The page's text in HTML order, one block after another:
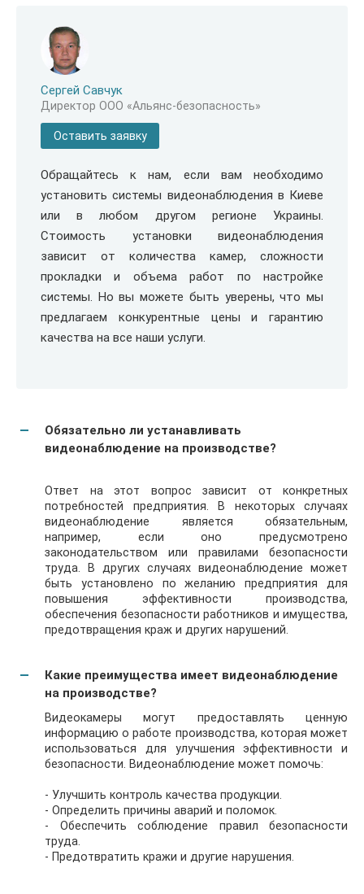
Сергей Савчук
Директор ООО «Альянс-безопасность»
Оставить заявку
Обращайтесь к нам, если вам необходимо
установить системы видеонаблюдения в Киеве
или в любом другом регионе Украины.
Стоимость установки видеонаблюдения
зависит от количества камер, сложности
прокладки и объема работ по настройке
системы. Но вы можете быть уверены, что мы
предлагаем конкурентные цены и гарантию
качества на все наши услуги.
Обязательно ли устанавливать
видеонаблюдение на производстве?
Ответ на этот вопрос зависит от конкретных
потребностей предприятия. В некоторых случаях
видеонаблюдение является обязательным,
например, если оно предусмотрено
законодательством или правилами безопасности
труда. В других случаях видеонаблюдение может
быть установлено по желанию предприятия для
повышения эффективности производства,
обеспечения безопасности работников и имущества,
предотвращения краж и других нарушений.
Какие преимущества имеет видеонаблюдение
на производстве?
Видеокамеры могут предоставлять ценную
информацию о работе производства, которая может
использоваться для улучшения эффективности и
безопасности. Видеонаблюдение может помочь:
- Улучшить контроль качества продукции.
- Определить причины аварий и поломок.
- Обеспечить соблюдение правил безопасности
труда.
- Предотвратить кражи и другие нарушения.